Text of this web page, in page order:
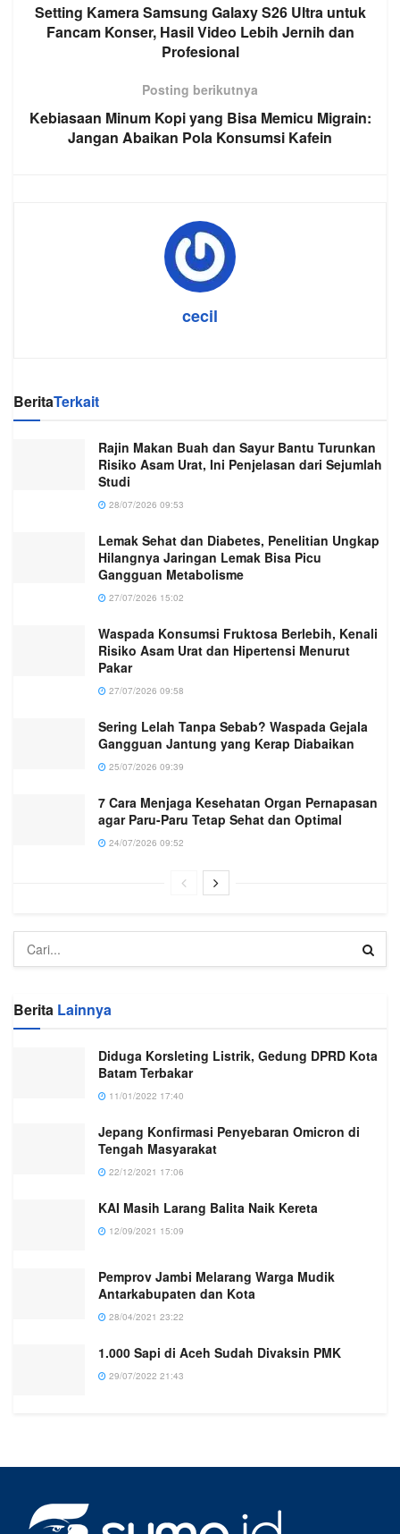
Setting Kamera Samsung Galaxy S26 Ultra untuk
Fancam Konser, Hasil Video Lebih Jernih dan
Profesional
Posting berikutnya
Kebiasaan Minum Kopi yang Bisa Memicu Migrain:
Jangan Abaikan Pola Konsumsi Kafein
cecil
BeritaTerkait
Rajin Makan Buah dan Sayur Bantu Turunkan
Risiko Asam Urat, Ini Penjelasan dari Sejumlah
Studi
28/07/2026 09:53
Lemak Sehat dan Diabetes, Penelitian Ungkap
Hilangnya Jaringan Lemak Bisa Picu
Gangguan Metabolisme
27/07/2026 15:02
Waspada Konsumsi Fruktosa Berlebih, Kenali
Risiko Asam Urat dan Hipertensi Menurut
Pakar
27/07/2026 09:58
Sering Lelah Tanpa Sebab? Waspada Gejala
Gangguan Jantung yang Kerap Diabaikan
25/07/2026 09:39
7 Cara Menjaga Kesehatan Organ Pernapasan
agar Paru-Paru Tetap Sehat dan Optimal
24/07/2026 09:52
Berita Lainnya
Diduga Korsleting Listrik, Gedung DPRD Kota
Batam Terbakar
11/01/2022 17:40
Jepang Konfirmasi Penyebaran Omicron di
Tengah Masyarakat
22/12/2021 17:06
KAI Masih Larang Balita Naik Kereta
12/09/2021 15:09
Pemprov Jambi Melarang Warga Mudik
Antarkabupaten dan Kota
28/04/2021 23:22
1.000 Sapi di Aceh Sudah Divaksin PMK
29/07/2022 21:43